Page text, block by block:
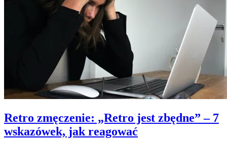
Retro zmęczenie: „Retro jest zbędne” – 7
wskazówek, jak reagować